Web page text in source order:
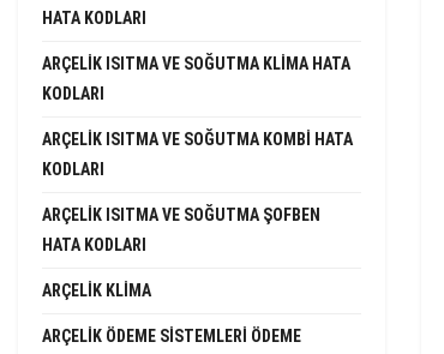
HATA KODLARI
ARÇELIK ISITMA VE SOĞUTMA KLIMA HATA
KODLARI
ARÇELIK ISITMA VE SOĞUTMA KOMBI HATA
KODLARI
ARÇELIK ISITMA VE SOĞUTMA ŞOFBEN
HATA KODLARI
ARÇELIK KLIMA
ARÇELIK ÖDEME SISTEMLERI ÖDEME